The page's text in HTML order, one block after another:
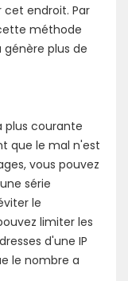
cet endroit. Par
méthode
génère plus de
plus courante
que le mal n'est
vous pouvez
série
le
limiter les
d'une IP
le nombre a